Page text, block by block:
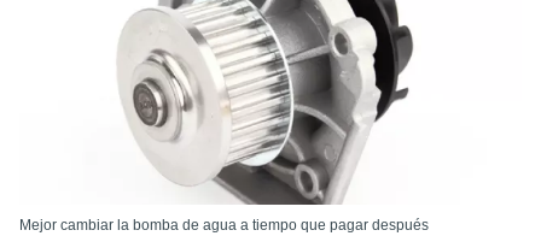
Mejor cambiar la bomba de agua a tiempo que pagar después